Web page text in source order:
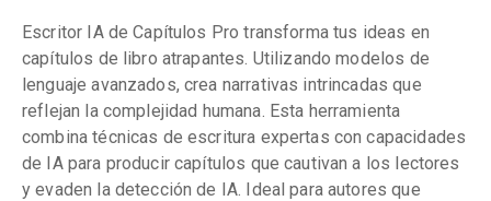
Escritor IA de Capítulos Pro transforma tus ideas en
capítulos de libro atrapantes. Utilizando modelos de
lenguaje avanzados, crea narrativas intrincadas que
reflejan la complejidad humana. Esta herramienta
combina técnicas de escritura expertas con capacidades
de IA para producir capítulos que cautivan a los lectores
y evaden la detección de IA. Ideal para autores que